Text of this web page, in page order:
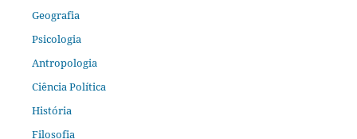
Geografia
Psicologia
Antropologia
Ciência Política
História
Filosofia